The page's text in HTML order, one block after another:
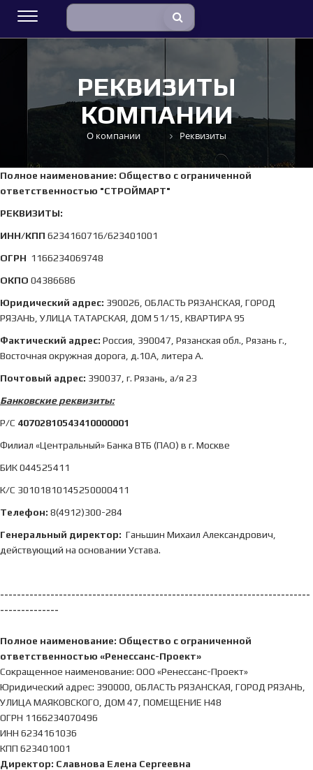
РЕКВИЗИТЫ
КОМПАНИИ
О компании Реквизиты
Полное наименование: Общество с ограниченной
ответственностью "СТРОЙМАРТ"
РЕКВИЗИТЫ:
ИНН/КПП 6234160716/623401001
ОГРН 1166234069748
ОКПО 04386686
Юридический адрес: 390026, ОБЛАСТЬ РЯЗАНСКАЯ, ГОРОД
РЯЗАНЬ, УЛИЦА ТАТАРСКАЯ, ДОМ 51/15, КВАРТИРА 95
Фактический адрес: Россия, 390047, Рязанская обл., Рязань г.,
Восточная окружная дорога, д.10А, литера А.
Почтовый адрес: 390037, г. Рязань, а/я 23
Банковские реквизиты:
Р/С 40702810543410000001
Филиал «Центральный» Банка ВТБ (ПАО) в г. Москве
БИК 044525411
К/С 30101810145250000411
Телефон: 8(4912)300-284
Генеральный директор: Ганьшин Михаил Александрович,
действующий на основании Устава.
--------------------------------------------------------------------------
--------------
Полное наименование: Общество с ограниченной
ответственностью «Ренессанс-Проект»
Сокращенное наименование: ООО «Ренессанс-Проект»
Юридический адрес: 390000, ОБЛАСТЬ РЯЗАНСКАЯ, ГОРОД РЯЗАНЬ,
УЛИЦА МАЯКОВСКОГО, ДОМ 47, ПОМЕЩЕНИЕ Н48
ОГРН 1166234070496
ИНН 6234161036
КПП 623401001
Директор: Славнова Елена Сергеевна